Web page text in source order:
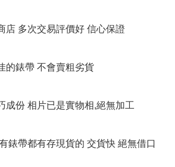
店 多次交易評價好 信心保證
的錶帶 不會賣粗劣貨
成份 相片已是實物相,絕無加工
錶帶都有存現貨的 交貨快 絕無借口